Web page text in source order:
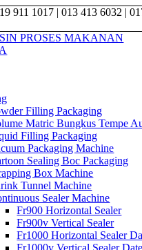
911 1017 | 013 413 6032 |
Filling Packaging
Matric Bungkus Tempe
Filling Packaging
Packaging Machine
Sealing Boc Packaging
Box Machine
Tunnel Machine
Sealer Machine
Fr900 Horizontal Sealer
Fr900v Vertical Sealer
Fr1000 Horizontal Sealer
Fr1000v Vertical Sealer Date